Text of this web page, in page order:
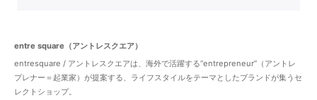
entre square（アントレスクエア）
entresquare / アントレスクエアは、海外で活躍する“entrepreneur”（アントレ
プレナー＝起業家）が提案する、ライフスタイルをテーマとしたブランドが集うセ
レクトショップ。